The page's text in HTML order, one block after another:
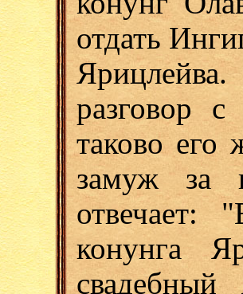
отдать
разговор
таково его
замуж за
отвечает:
конунга
свадебный